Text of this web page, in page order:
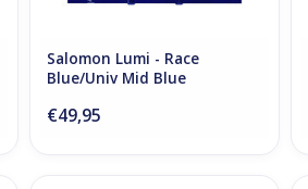
Salomon Lumi - Race
Blue/Univ Mid Blue
€49,95